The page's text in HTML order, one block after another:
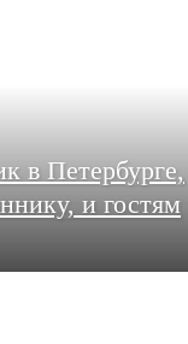
в Петербурге,
и гостям